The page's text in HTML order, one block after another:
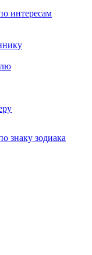
интересам
знаку зодиака